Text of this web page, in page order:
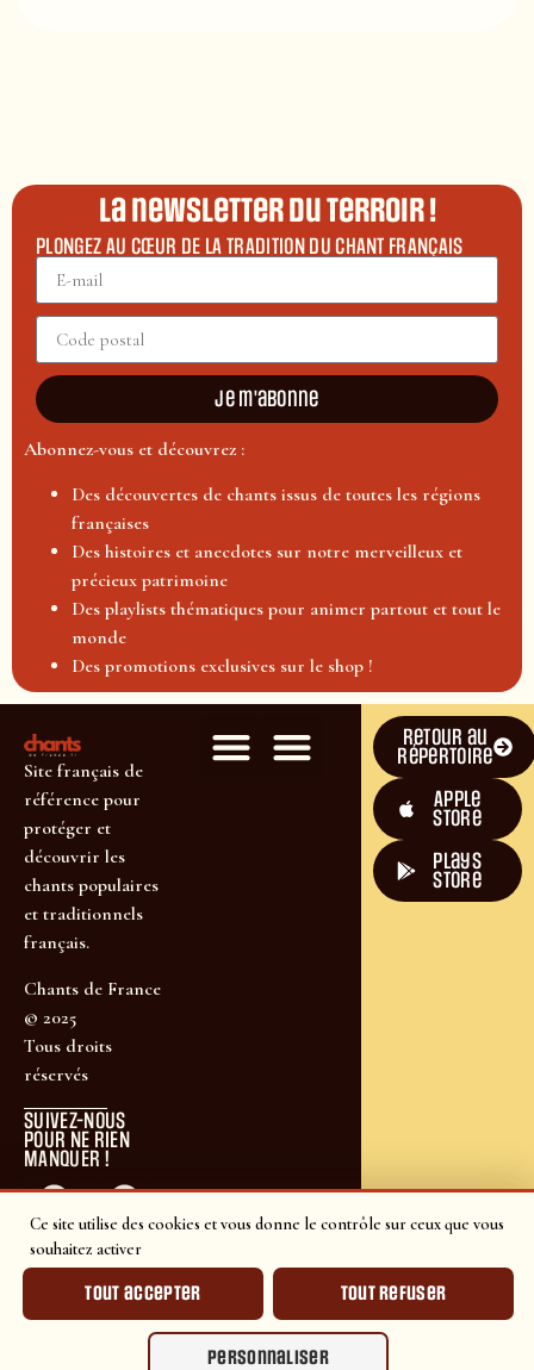
Ce site utilise des cookies et vous donne le contrôle sur ceux que vous
souhaitez activer
Tout accepter Tout refuser
Personnaliser
La newsletter du terroir !
PLONGEZ AU CŒUR DE LA TRADITION DU CHANT FRANÇAIS
Je m'abonne
Abonnez-vous et découvrez :
Des découvertes de chants issus de toutes les régions
françaises
Des histoires et anecdotes sur notre merveilleux et
précieux patrimoine
Des playlists thématiques pour animer partout et tout le
monde
Des promotions exclusives sur le shop !
Site français de
référence pour
protéger et
découvrir les
chants populaires
et traditionnels
français.
Chants de France
© 2025
Tous droits
réservés
SUIVEZ-NOUS
POUR NE RIEN
MANQUER !
Retour au
répertoire
Apple
Store
plays
store